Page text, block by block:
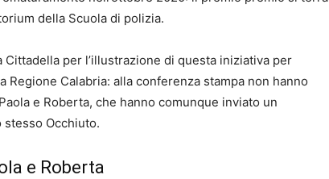
della Scuola di polizia.
per l’illustrazione di questa iniziativa per
Calabria: alla conferenza stampa non hanno
e Roberta, che hanno comunque inviato un
Occhiuto.
e Roberta